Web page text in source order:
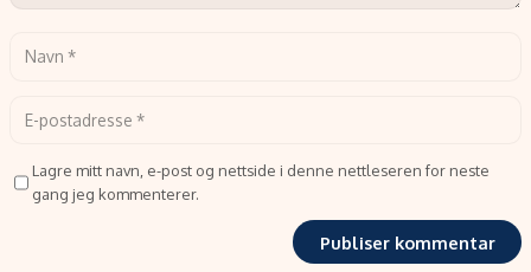
Lagre mitt navn, e-post og nettside i denne nettleseren for neste
gang jeg kommenterer.